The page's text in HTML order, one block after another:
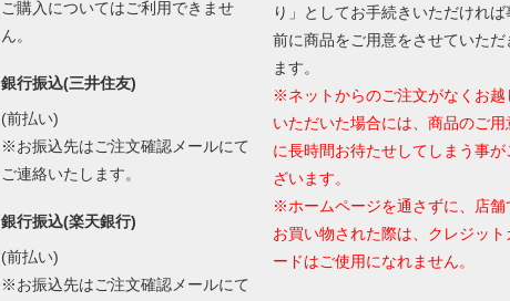
ご購入についてはご利用できませ
ん。
銀行振込(三井住友)
(前払い)
※お振込先はご注文確認メールにて
ご連絡いたします。
銀行振込(楽天銀行)
(前払い)
※お振込先はご注文確認メールにて
り」としてお手続きいただければ
前に商品をご用意をさせていただ
ます。
※ネットからのご注文がなくお越
いただいた場合には、商品のご用
に長時間お待たせしてしまう事が
ざいます。
※ホームページを通さずに、店舗
お買い物された際は、クレジット
ードはご使用になれません。